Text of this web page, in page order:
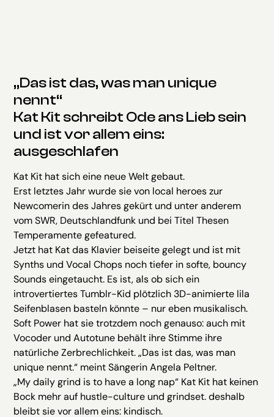
„Das ist das, was man unique
nennt“
Kat Kit schreibt Ode ans Lieb sein
und ist vor allem eins:
ausgeschlafen
Kat Kit hat sich eine neue Welt gebaut.
Erst letztes Jahr wurde sie von local heroes zur
Newcomerin des Jahres gekürt und unter anderem
vom SWR, Deutschlandfunk und bei Titel Thesen
Temperamente gefeatured.
Jetzt hat Kat das Klavier beiseite gelegt und ist mit
Synths und Vocal Chops noch tiefer in softe, bouncy
Sounds eingetaucht. Es ist, als ob sich ein
introvertiertes Tumblr-Kid plötzlich 3D-animierte lila
Seifenblasen basteln könnte – nur eben musikalisch.
Soft Power hat sie trotzdem noch genauso: auch mit
Vocoder und Autotune behält ihre Stimme ihre
natürliche Zerbrechlichkeit. „Das ist das, was man
unique nennt.“ meint Sängerin Angela Peltner.
„My daily grind is to have a long nap“ Kat Kit hat keinen
Bock mehr auf hustle-culture und grindset. deshalb
bleibt sie vor allem eins: kindisch.